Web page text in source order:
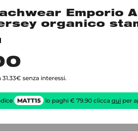
Emporio
organico
senza interessi.
MATT15 lo paghi € 79.90 cliccaqui per